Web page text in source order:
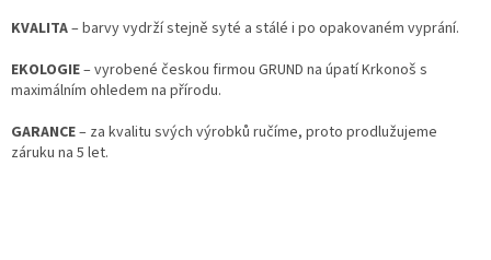
KVALITA– barvy vydrží stejně syté a stálé i po opakovaném vyprání.
EKOLOGIE– vyrobené českou firmou GRUND na úpatí Krkonoš s
maximálním ohledem na přírodu.
GARANCE– za kvalitu svých výrobků ručíme, proto prodlužujeme
záruku na 5 let.